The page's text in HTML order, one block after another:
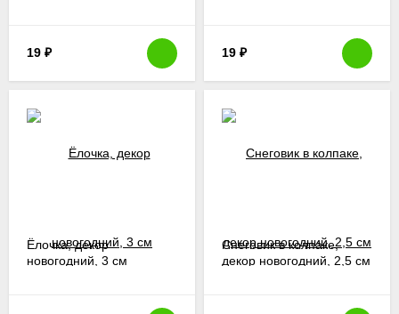
19 ₽ 19 ₽
Ёлочка, декор
новогодний, 3 см
Снеговик в колпаке,
декор новогодний, 2,5 см